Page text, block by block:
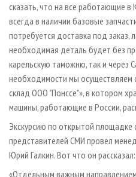
сказать, что на все работающие
всегда в наличии базовые
потребуется доставка под заказ,
необходимая деталь будет без
карельскую таможню, так и через
необходимости мы осуществляем
склад ООО "Понссе"», в котором
машины, работающие в России,
Экскурсию по открытой площадке
представителей СМИ провел
Юрий Галкин. Вот что он рассказал:
«Отдельным важным